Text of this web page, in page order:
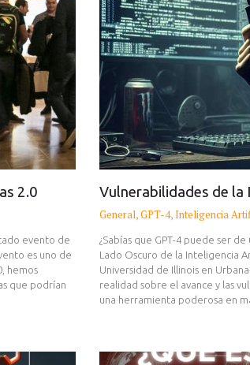
2.0
evento de
es uno de
hemos
que podrían
Vulnerabilidades de la
General,GPT-4,Inteligencia
¿Sabías que GPT-4 puede ser
Lado Oscuro de la Inteligencia
Universidad de Illinois en
realidad sobre el avance y las
una herramienta poderosa en